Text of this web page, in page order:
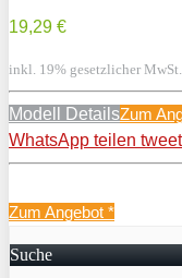
19,29 €
inkl. 19% gesetzlicher MwSt.
Modell DetailsZum
WhatsApp teilen
Zum Angebot *
Suche